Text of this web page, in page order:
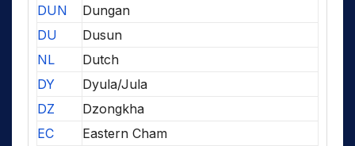
DUN
Dungan
DU
Dusun
NL
Dutch
DY
Dyula/Jula
DZ
Dzongkha
EC
Eastern Cham